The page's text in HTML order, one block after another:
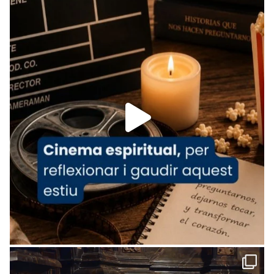
Recupera l'entrevista comp
Vatican
tican News 👇
www.vaticannews.va/es/iglesia/news/2026-
07/carmina-historia-depresion-papa-viaje-
espana-testimoni...
Foto
View on Facebook · Share
Arquebisbat de Barcelona
1 week ago
«Avui les santes Juliana i Semproniana ens
ajuden a alçar la mirada»
Mons. Sergi Gordo, bisbe de Tortosa, ha
presidit aquest 27 de juliol la missa de Les
Santes de Mataró.
🔗 tinyurl.com/cvu5jmbk